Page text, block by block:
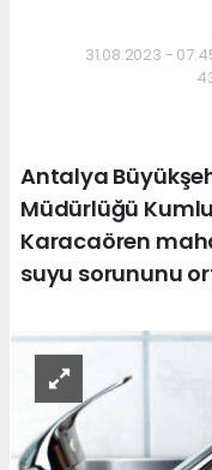
31.08.2023 -
Antalya
Müdürlüğü
Karacaören
suyu sorununu